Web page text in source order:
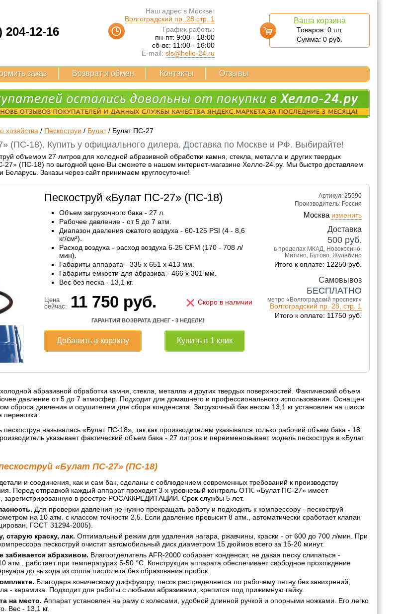
204-12-16
Наш адрес в Москве:
Волгоградский пр. 28 стр. 1
График работы:
пн-пт: 9:00 - 18:00
сб-вс: 11:00 - 16:00
E-mail: sls@hello-24.ru
Ваша корзина
Товаров: 0 шт.
Сумма: 0 руб.
заказ Возврат и обмен Контакты Отзывы
хозяйства / Пескоструи / Булат/ Булат ПС-27
(ПС-18). Купить у официального дилера. Доставка по Москве и РФ. Выбирайте!
объемом 27 литров для холодной абразивной обработки камня, стекла, металла и других твердых
27» (ПС-18) по выгодной цене Вы сможете в нашем интернет-магазине Хелло-24.ру. Мы быстро доставляем
Беларусь. Заказы через сайт принимаем круглосуточно!
Артикул: 25590
Производитель: Россия
Москва изменить
Доставка
500 руб.
в пределах МКАД, Новокосино,
Митино, Бутово, Жулебино
Итого к оплате: 12250 руб.
Самовывоз
БЕСПЛАТНО
метро «Волгоградский проспект»
Волгоградский пр. 28, стр. 1
Итого к оплате: 11750 руб.
Пескоструй «Булат ПС-27» (ПС-18)
Объем загрузочного бака - 27 л.
Рабочее давление - от 5 до 7 атм.
Диапазон давления сжатого воздуха - 60-125 PSI (4 - 8,6
кг/см²).
Расход воздуха - расход воздуха 6-25 CFM (170 - 708 л/
мин).
Габариты аппарата - 335 х 651 х 413 мм.
Габариты емкости для абразива - 466 х 301 мм.
Вес без песка - 13,1 кг.
Цена
сейчас:
11 750 руб. × Скоро в наличии
ГАРАНТИЯ ВОЗВРАТА ДЕНЕГ - 3 НЕДЕЛИ!
Добавить в корзину Купить в 1 клик
абразивной обработки камня, стекла, металла и других твердых поверхностей. Фактический объем
давление от 5 до 7 атмосфер. Подходит для домашнего и профессионального использования. Оснащен
сброса давления и осушителем для сбора конденсата. Загрузочный бак весом 13,1 кг установлен на шасси
называлась «Булат ПС-18», так как производителем указывался только рабочий объем бака - 18
указывает фактический объем бака - 27 литров и переименовывает модель пескоструя в «Булат
«Булат ПС-27» (ПС-18)
и соединения, как и сам бак, сделаны с соблюдением современных требований к производству
Перед отправкой каждый аппарат проходит 3-х уровневый контроль ОТК. «Булат ПС-27» имеет
зарегистрированную в реестре РОСАККРЕДИТАЦИИ. Срок службы 5 лет.
Для проверки давления не нужно прекращать работу и подходить к компрессору - пескоструй
на 10 атм. с классом точности 2,5. Если давление превысит 8 атм., автоматически сработает клапан
ГОСТ 31294-2005).
старую краску, лак. Оптимальный режим для удаления нагара, ржавчины, краски - от 600 до 700 л/мин. При
пескоструй очистит автомобильный диск диаметром 15 дюймов всего за 15-20 минут.
забивается абразивом. Влагоотделитель AFR-2000 собирает конденсат, не давая песку слипаться -
атм., работает при температурах 5-50 °С. Конструкция аппарата обеспечивает свободное прохождение
до выхода из сопла пистолета без образования пробок.
Благодаря коническому диффузору, песок распределяется по рабочему пятну без завихрений,
- керамика. Подходит для работы с любыми абразивами, крепится под прижимную гайку.
на место. Аппарат установлен на раму с колесами, удобной длинной ручкой и опорными ножками. Его легко
Вес - 13,1 кг.